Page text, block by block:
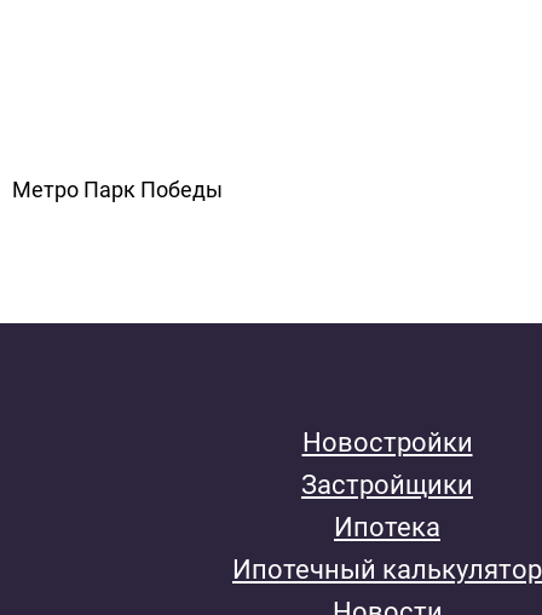
Метро Парк Победы
Новостройки
Застройщики
Ипотека
Ипотечный калькулятор